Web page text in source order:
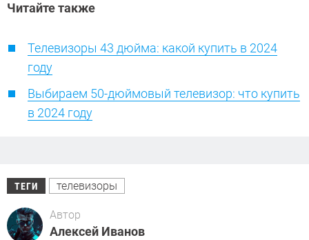
Читайте также
Телевизоры 43 дюйма: какой купить в 2024
году
Выбираем 50-дюймовый телевизор: что купить
в 2024 году
ТЕГИ телевизоры
Автор
Алексей Иванов